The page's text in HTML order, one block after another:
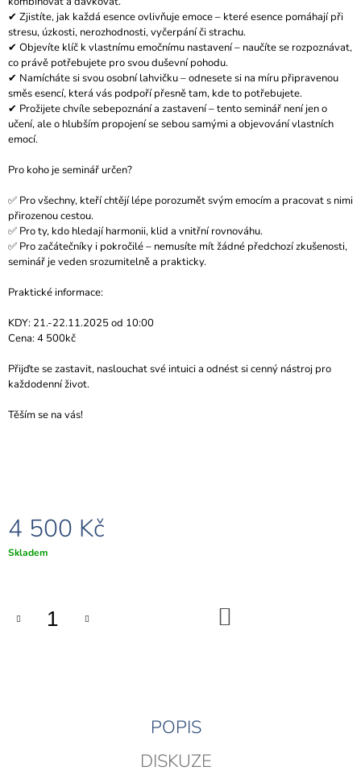
✔ Zjistíte, jak každá esence ovlivňuje emoce – které esence pomáhají při
stresu, úzkosti, nerozhodnosti, vyčerpání či strachu.
✔ Objevíte klíč k vlastnímu emočnímu nastavení – naučíte se rozpoznávat,
co právě potřebujete pro svou duševní pohodu.
✔ Namícháte si svou osobní lahvičku – odnesete si na míru připravenou
směs esencí, která vás podpoří přesně tam, kde to potřebujete.
✔ Prožijete chvíle sebepoznání a zastavení – tento seminář není jen o
učení, ale o hlubším propojení se sebou samými a objevování vlastních
emocí.
Pro koho je seminář určen?
✅ Pro všechny, kteří chtějí lépe porozumět svým emocím a pracovat s nimi
přirozenou cestou.
✅ Pro ty, kdo hledají harmonii, klid a vnitřní rovnováhu.
✅ Pro začátečníky i pokročilé – nemusíte mít žádné předchozí zkušenosti,
seminář je veden srozumitelně a prakticky.
Praktické informace:
KDY: 21.-22.11.2025 od 10:00
Cena: 4 500kč
Přijďte se zastavit, naslouchat své intuici a odnést si cenný nástroj pro
každodenní život.
Těším se na vás!
4 500 Kč
Měrná
Skladem
POPIS
DISKUZE
E
PROHLUBUJÍCÍ
KONSTELAČNÍ
VÝCVIK
2024/2026
-
2.
SKUPINA
000
Kč